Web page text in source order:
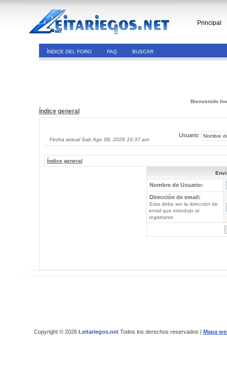
Principal
ÍNDICE DEL FORO FAQ BUSCAR
Bienvenido
Índice general
Fecha actual Sab Ago 08, 2026 10:37 am
Usuario:
Índice general
Nombre de Usuario:
Dirección de email:
Esta debe ser la dirección de
email que introdujo al
registrarse.
Copyright © 2026 Leitariegos.netTodos los derechos reservados | Mapa